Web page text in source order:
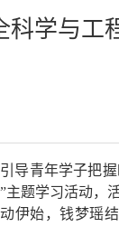
科学与工
导青年学子把
主题学习活动，
伊始，钱梦瑶